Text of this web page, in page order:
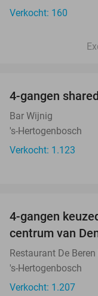
Verkocht: 160
4-gangen
Bar Wijnig
's-Hertogenbosch
Verkocht: 1.123
4-gangen
centrum van
Restaurant De
's-Hertogenbosch
Verkocht: 1.207